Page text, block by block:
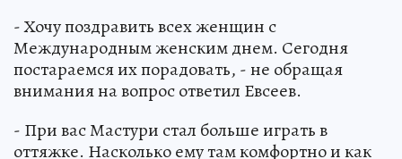
- Хочу поздравить всех женщин с
Международным женским днем. Сегодня
постараемся их порадовать, - не обращая
внимания на вопрос ответил Евсеев.
- При вас Мастури стал больше играть в
оттяжке. Насколько ему там комфортно и как